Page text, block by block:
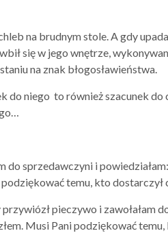
na brudnym stole. A gdy
się w jego wnętrze,
na znak błogosławieństwa.
do niego to również szacunek do
do sprzedawczyni i
temu, kto dostarczył
pieczywo i zawołałam
Musi Pani podziękować